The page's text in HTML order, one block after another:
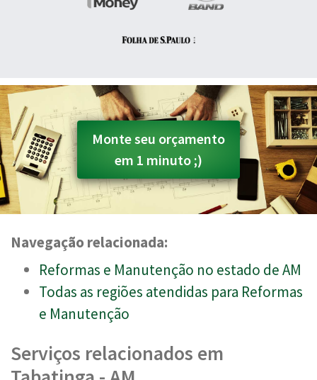
Monte seu orçamento
em 1 minuto ;)
Navegação relacionada:
Reformas e Manutenção no estado de AM
Todas as regiões atendidas para Reformas
e Manutenção
Serviços relacionados em